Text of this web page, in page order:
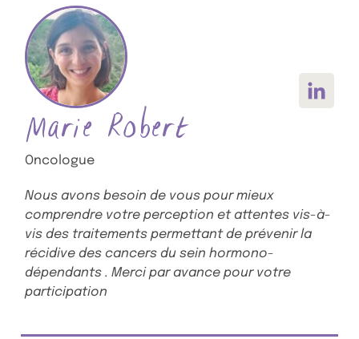
Voir le
Marie Robert
Oncologue
Nous avons besoin de vous pour mieux
comprendre votre perception et attentes vis-à-
vis des traitements permettant de prévenir la
récidive des cancers du sein hormono-
dépendants . Merci par avance pour votre
participation